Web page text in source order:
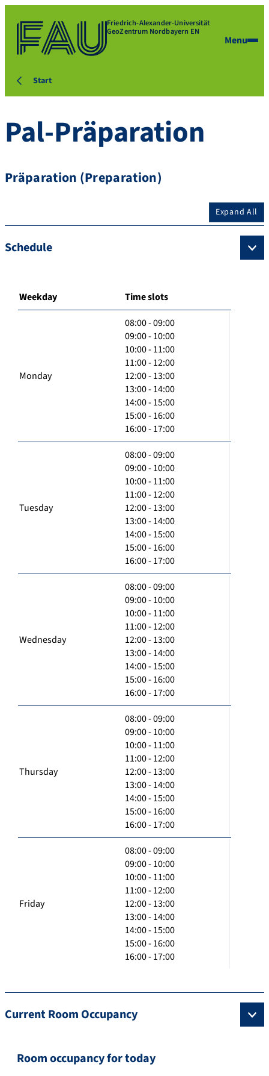
Friedrich-Alexander-Universität
GeoZentrum Nordbayern EN
Menu
Start
Pal-Präparation
Präparation (Preparation)
Expand All
Schedule
Weekday Time slots
Monday
08:00 - 09:00
09:00 - 10:00
10:00 - 11:00
11:00 - 12:00
12:00 - 13:00
13:00 - 14:00
14:00 - 15:00
15:00 - 16:00
16:00 - 17:00
Tuesday
08:00 - 09:00
09:00 - 10:00
10:00 - 11:00
11:00 - 12:00
12:00 - 13:00
13:00 - 14:00
14:00 - 15:00
15:00 - 16:00
16:00 - 17:00
Wednesday
08:00 - 09:00
09:00 - 10:00
10:00 - 11:00
11:00 - 12:00
12:00 - 13:00
13:00 - 14:00
14:00 - 15:00
15:00 - 16:00
16:00 - 17:00
Thursday
08:00 - 09:00
09:00 - 10:00
10:00 - 11:00
11:00 - 12:00
12:00 - 13:00
13:00 - 14:00
14:00 - 15:00
15:00 - 16:00
16:00 - 17:00
Friday
08:00 - 09:00
09:00 - 10:00
10:00 - 11:00
11:00 - 12:00
12:00 - 13:00
13:00 - 14:00
14:00 - 15:00
15:00 - 16:00
16:00 - 17:00
Current Room Occupancy
Room occupancy for today